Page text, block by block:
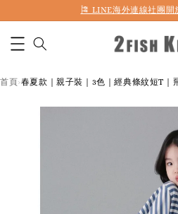
🎏 LINE海外連線社團開
首頁›春夏款｜親子裝｜3色｜經典條紋短T｜